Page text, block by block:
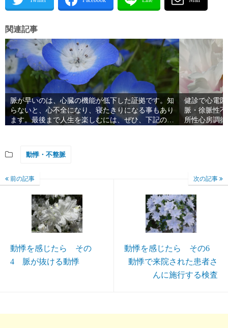
関連記事
脈が早いのは、心臓の機能が低下した証拠です。知
らないと、心不全になり、寝たきりになる事もあり
ます。最後まで人生を楽しむには、ぜひ、下記の検
健診で心電
脈・徐脈性
所性心房調
動悸・不整脈
前の記事
動悸を感じたら その
4 脈が抜ける動悸
次の記事
動悸を感じたら その6
動悸で来院された患者さ
んに施行する検査